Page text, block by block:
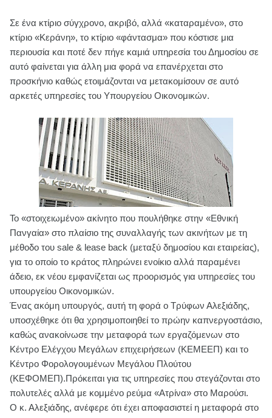
Σε ένα κτίριο σύγχρονο, ακριβό, αλλά «καταραμένο», στο
κτίριο «Κεράνη», το κτίριο «φάντασμα» που κόστισε μια
περιουσία και ποτέ δεν πήγε καμιά υπηρεσία του Δημοσίου σε
αυτό φαίνεται για άλλη μια φορά να επανέρχεται στο
προσκήνιο καθώς ετοιμάζονται να μετακομίσουν σε αυτό
αρκετές υπηρεσίες του Υπουργείου Οικονομικών.
Το «στοιχειωμένο» ακίνητο που πουλήθηκε στην «Εθνική
Πανγαία» στο πλαίσιο της συναλλαγής των ακινήτων με τη
μέθοδο του sale & lease back (μεταξύ δημοσίου και εταιρείας),
για το οποίο το κράτος πληρώνει ενοίκιο αλλά παραμένει
άδειο, εκ νέου εμφανίζεται ως προορισμός για υπηρεσίες του
υπουργείου Οικονομικών.
Ένας ακόμη υπουργός, αυτή τη φορά ο Τρύφων Αλεξιάδης,
υποσχέθηκε ότι θα χρησιμοποιηθεί το πρώην καπνεργοστάσιο,
καθώς ανακοίνωσε την μεταφορά των εργαζόμενων στο
Κέντρο Ελέγχου Μεγάλων επιχειρήσεων (ΚΕΜΕΕΠ) και το
Κέντρο Φορολογουμένων Μεγάλου Πλούτου
(ΚΕΦΟΜΕΠ).Πρόκειται για τις υπηρεσίες που στεγάζονται στο
πολυτελές αλλά με κομμένο ρεύμα «Ατρίνα» στο Μαρούσι.
Ο κ. Αλεξιάδης, ανέφερε ότι έχει αποφασιστεί η μεταφορά στο